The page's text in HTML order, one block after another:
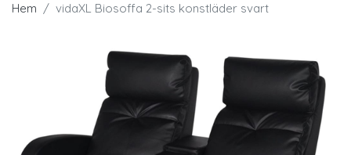
Hem vidaXL Biosoffa 2-sits konstläder svart